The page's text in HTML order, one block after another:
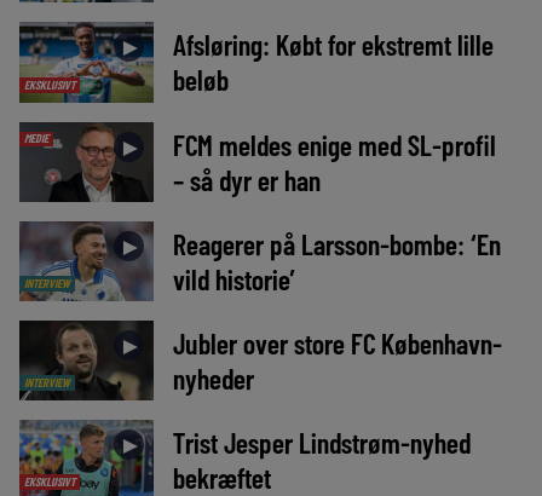
EKSKLUSIVT
►
Afsløring: Købt for ekstremt lille
beløb
MEDIE ►
FCM meldes enige med SL-profil
– så dyr er han
INTERVIEW
►
Reagerer på Larsson-bombe: ‘En
vild historie’
INTERVIEW
►
Jubler over store FC København-
nyheder
EKSKLUSIVT
►
Trist Jesper Lindstrøm-nyhed
bekræftet